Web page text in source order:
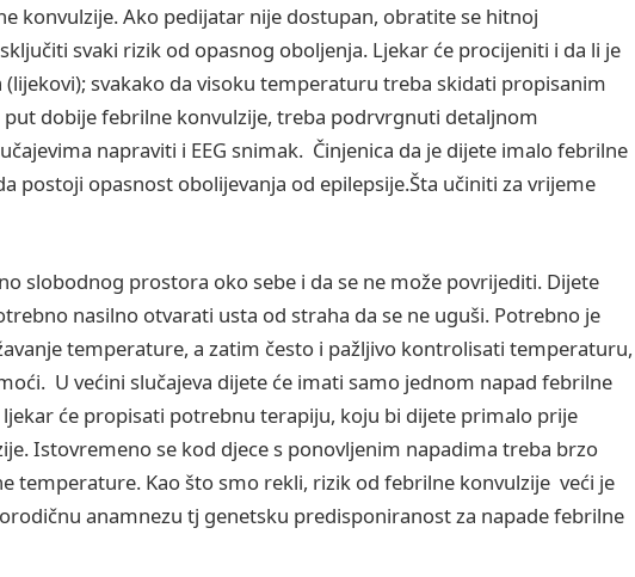
konvulzije. Ako pedijatar nije dostupan, obratite se hitnoj
svaki rizik od opasnog oboljenja. Ljekar će procijeniti i da li je
svakako da visoku temperaturu treba skidati propisanim
put dobije febrilne konvulzije, treba podrvrgnuti detaljnom
napraviti i EEG snimak. Činjenica da je dijete imalo febrilne
postoji opasnost obolijevanja od epilepsije.Šta učiniti za vrijeme
slobodnog prostora oko sebe i da se ne može povrijediti. Dijete
nasilno otvarati usta od straha da se ne uguši. Potrebno je
temperature, a zatim često i pažljivo kontrolisati temperaturu,
U većini slučajeva dijete će imati samo jednom napad febrilne
će propisati potrebnu terapiju, koju bi dijete primalo prije
Istovremeno se kod djece s ponovljenim napadima treba brzo
temperature. Kao što smo rekli, rizik od febrilne konvulzije veći je
anamnezu tj genetsku predisponiranost za napade febrilne